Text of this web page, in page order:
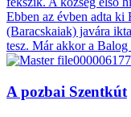
Ebben az évben adta
(Baracskaiak) javára
tesz. Már akkor a Balog
A pozbai Szentkút